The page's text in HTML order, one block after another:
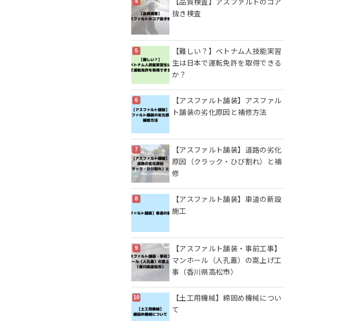
【品質検査】アスファルトのコア
抜き検査
【難しい？】ベトナム人技能実習
生は日本で運転免許を取得できる
か？
【アスファルト舗装】アスファル
ト舗装の劣化原因と補修方法
【アスファルト舗装】道路の劣化
原因（クラック・ひび割れ）と補
修
【アスファルト舗装】車道の新設
施工
【アスファルト舗装・事前工事】
マンホール（人孔蓋）の嵩上げ工
事（香川県高松市）
【土工用機械】締固め機械につい
て